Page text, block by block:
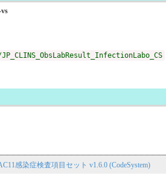
感染症検査項目セット v1.6.0 (CodeSystem)